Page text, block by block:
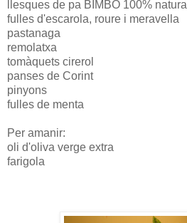
llesques de pa BIMBO 100% natural
fulles d'escarola, roure i meravella
pastanaga
remolatxa
tomàquets cirerol
panses de Corint
pinyons
fulles de menta
Per amanir:
oli d'oliva verge extra
farigola